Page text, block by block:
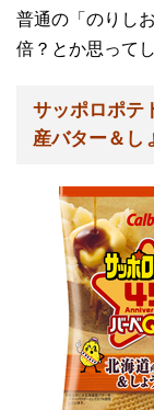
普通の「のりし
倍？とか思って
サッポロポ
産バター＆し